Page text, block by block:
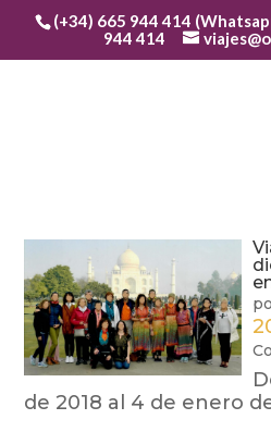
(+34) 665 944 414
944 414
de 2018 al 4 de enero